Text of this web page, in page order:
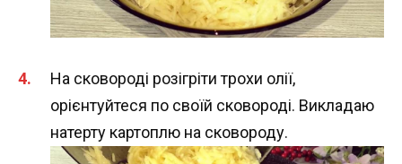
На сковороді розігріти трохи олії,
орієнтуйтеся по своїй сковороді. Викладаю
натерту картоплю на сковороду.